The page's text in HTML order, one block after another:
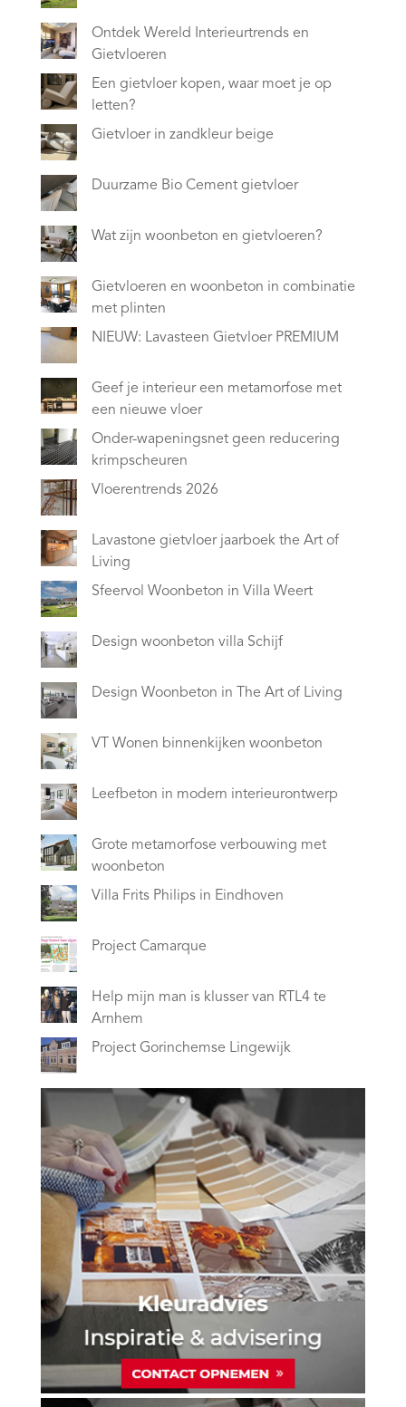
Ontdek Wereld Interieurtrends en
Gietvloeren
Een gietvloer kopen, waar moet je op
letten?
Gietvloer in zandkleur beige
Duurzame Bio Cement gietvloer
Wat zijn woonbeton en gietvloeren?
Gietvloeren en woonbeton in combinatie
met plinten
NIEUW: Lavasteen Gietvloer PREMIUM
Geef je interieur een metamorfose met
een nieuwe vloer
Onder-wapeningsnet geen reducering
krimpscheuren
Vloerentrends 2026
Lavastone gietvloer jaarboek the Art of
Living
Sfeervol Woonbeton in Villa Weert
Design woonbeton villa Schijf
Design Woonbeton in The Art of Living
VT Wonen binnenkijken woonbeton
Leefbeton in modern interieurontwerp
Grote metamorfose verbouwing met
woonbeton
Villa Frits Philips in Eindhoven
Project Camarque
Help mijn man is klusser van RTL4 te
Arnhem
Project Gorinchemse Lingewijk